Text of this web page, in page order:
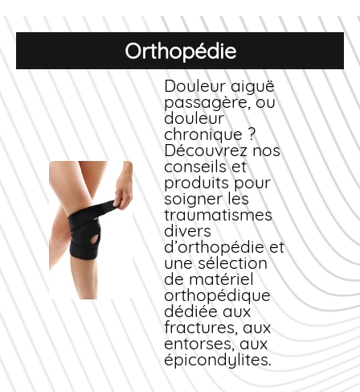
Orthopédie
Douleur aiguë
passagère, ou
douleur
chronique ?
Découvrez nos
conseils et
produits pour
soigner les
traumatismes
divers
d’orthopédie et
une sélection
de matériel
orthopédique
dédiée aux
fractures, aux
entorses, aux
épicondylites.